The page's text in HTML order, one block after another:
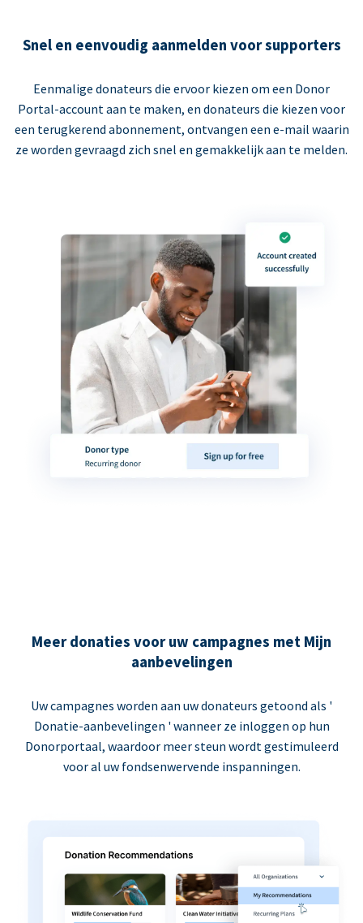
Snel en eenvoudig aanmelden voor supporters
Eenmalige donateurs die ervoor kiezen om een Donor
Portal-account aan te maken, en donateurs die kiezen voor
een terugkerend abonnement, ontvangen een e-mail waarin
ze worden gevraagd zich snel en gemakkelijk aan te melden.
Meer donaties voor uw campagnes met Mijn
aanbevelingen
Uw campagnes worden aan uw donateurs getoond als '
Donatie-aanbevelingen ' wanneer ze inloggen op hun
Donorportaal, waardoor meer steun wordt gestimuleerd
voor al uw fondsenwervende inspanningen.